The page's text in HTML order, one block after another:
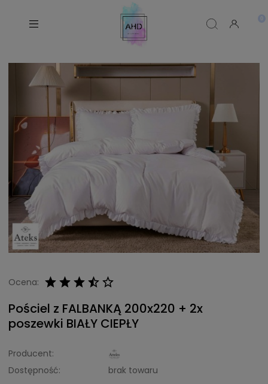
Ocena:
Pościel z FALBANKĄ 200x220 + 2x
poszewki BIAŁY CIEPŁY
Producent:
Dostępność:
brak towaru